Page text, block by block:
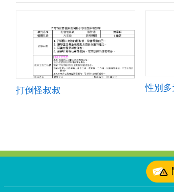
打倒怪叔叔 性別